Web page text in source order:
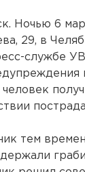
Ночью 6
29, в
службе
тем